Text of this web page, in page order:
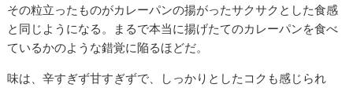
その粒立ったものがカレーパンの揚がったサクサクとした食感
と同じようになる。まるで本当に揚げたてのカレーパンを食べ
ているかのような錯覚に陥るほどだ。
味は、辛すぎず甘すぎずで、しっかりとしたコクも感じられ